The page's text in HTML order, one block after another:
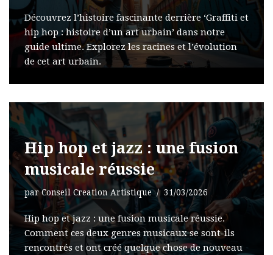
Découvrez l’histoire fascinante derrière ‘Graffiti et
hip hop : histoire d’un art urbain’ dans notre
guide ultime. Explorez les racines et l’évolution
de cet art urbain.
Hip hop et jazz : une fusion
musicale réussie
parConseil Creation Artistique 31/03/2026
Hip hop et jazz : une fusion musicale réussie.
Comment ces deux genres musicaux se sont-ils
rencontrés et ont créé quelque chose de nouveau